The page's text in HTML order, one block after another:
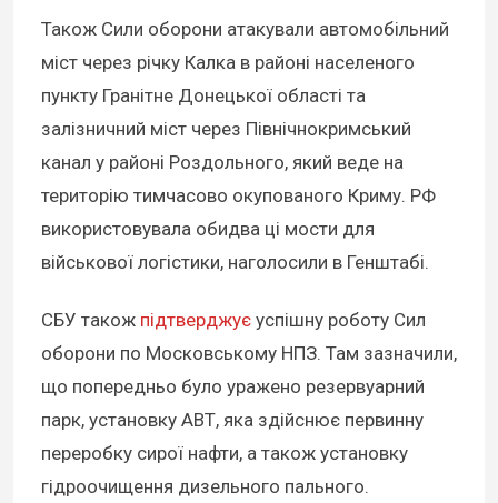
Також Сили оборони атакували автомобільний
міст через річку Калка в районі населеного
пункту Гранітне Донецької області та
залізничний міст через Північнокримський
канал у районі Роздольного, який веде на
територію тимчасово окупованого Криму. РФ
використовувала обидва ці мости для
військової логістики, наголосили в Генштабі.
СБУ також підтверджує успішну роботу Сил
оборони по Московському НПЗ. Там зазначили,
що попередньо було уражено резервуарний
парк, установку АВТ, яка здійснює первинну
переробку сирої нафти, а також установку
гідроочищення дизельного пального.